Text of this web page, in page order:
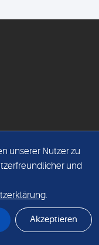
unserer Nutzer zu
und
.
Akzeptieren